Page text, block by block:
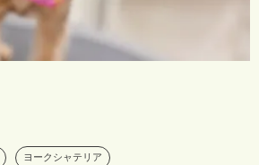
ヨークシャテリア